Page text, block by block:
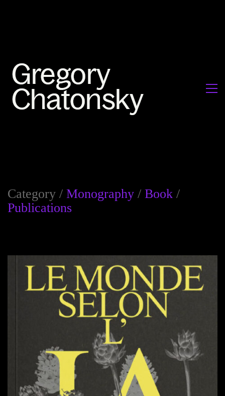
Category / Monography / Book /
Publications